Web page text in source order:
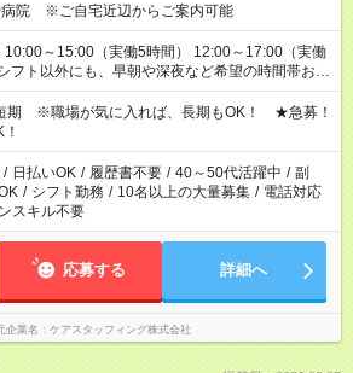
病院 ※ご自宅近辺からご案内可能
～15:00（実働5時間） 12:00～17:00（実働
事前に担当からヒアリングもしますので、ご安
期 ※職場が気に入れば、長期もOK！ ★急募！
/ 日払いOK / 履歴書不要 / 40～50代活躍中 / 副
/ シフト勤務 / 10名以上の大量募集 / 電話対応
スキル不要
応募する 詳細へ
企業名 ケアスタッフィング株式会社